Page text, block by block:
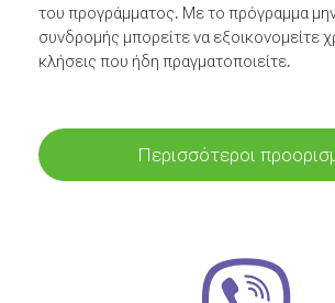
του προγράμματος. Με το πρόγραμμα
συνδρομής μπορείτε να εξοικονομείτε
κλήσεις που ήδη πραγματοποιείτε.
Περισσότεροι